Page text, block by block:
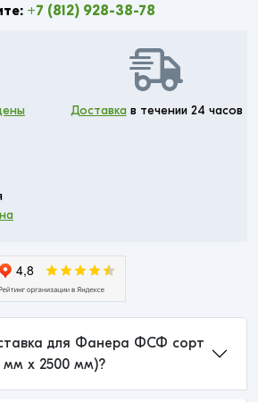
+7 (812) 928-38-78
Доставкав течении 24 часов
для Фанера ФСФ сорт
мм x 2500 мм)?